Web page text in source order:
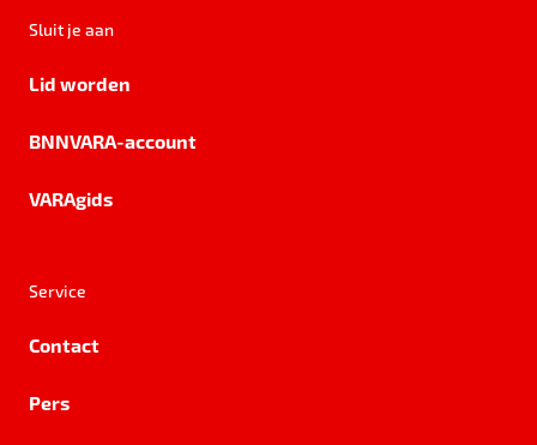
Sluit je aan
Lid worden
BNNVARA-account
VARAgids
Service
Contact
Pers